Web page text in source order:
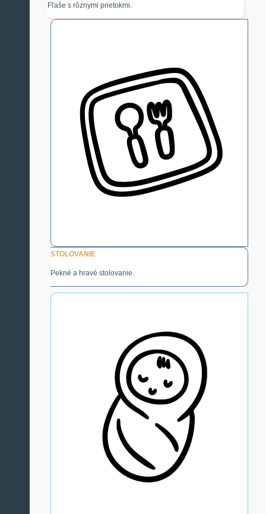
Fľaše s rôznymi prietokmi.
STOLOVANIE
Pekné a hravé stolovanie.